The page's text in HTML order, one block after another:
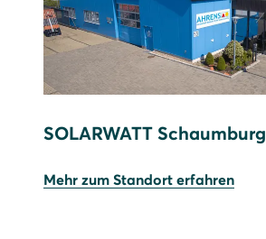
SOLARWATT Schaumburg
Mehr zum Standort erfahren